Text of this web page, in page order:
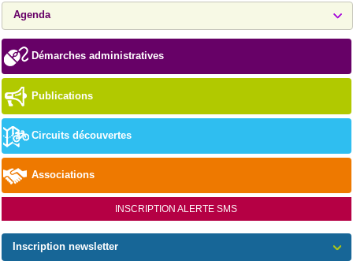
Agenda
Démarches administratives
Publications
Circuits découvertes
Associations
INSCRIPTION ALERTE SMS
Inscription newsletter